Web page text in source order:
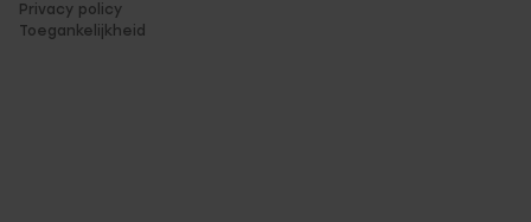
Privacy policy
Toegankelijkheid